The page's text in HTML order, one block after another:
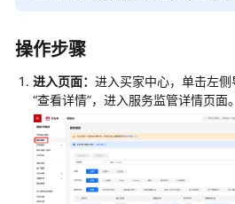
用
商
品
购
品
操作步骤
进入页面： 进入买家中心，单击左侧
“查看详情”，进入服务监管详情页面。